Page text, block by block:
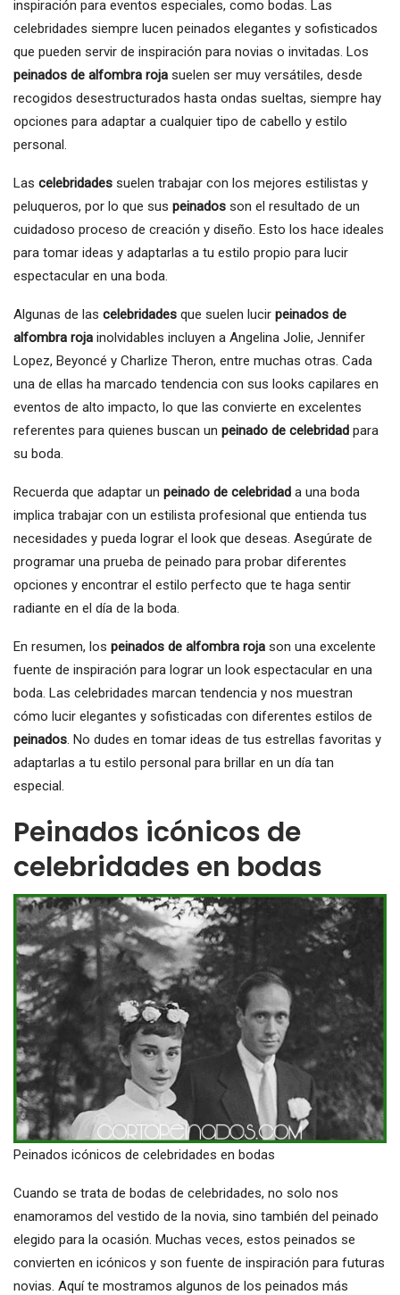
inspiración para eventos especiales, como bodas. Las
celebridades siempre lucen peinados elegantes y sofisticados
que pueden servir de inspiración para novias o invitadas. Los
peinados de alfombra roja suelen ser muy versátiles, desde
recogidos desestructurados hasta ondas sueltas, siempre hay
opciones para adaptar a cualquier tipo de cabello y estilo
personal.
Las celebridades suelen trabajar con los mejores estilistas y
peluqueros, por lo que sus peinados son el resultado de un
cuidadoso proceso de creación y diseño. Esto los hace ideales
para tomar ideas y adaptarlas a tu estilo propio para lucir
espectacular en una boda.
Algunas de las celebridades que suelen lucir peinados de
alfombra roja inolvidables incluyen a Angelina Jolie, Jennifer
Lopez, Beyoncé y Charlize Theron, entre muchas otras. Cada
una de ellas ha marcado tendencia con sus looks capilares en
eventos de alto impacto, lo que las convierte en excelentes
referentes para quienes buscan un peinado de celebridad para
su boda.
Recuerda que adaptar un peinado de celebridad a una boda
implica trabajar con un estilista profesional que entienda tus
necesidades y pueda lograr el look que deseas. Asegúrate de
programar una prueba de peinado para probar diferentes
opciones y encontrar el estilo perfecto que te haga sentir
radiante en el día de la boda.
En resumen, los peinados de alfombra roja son una excelente
fuente de inspiración para lograr un look espectacular en una
boda. Las celebridades marcan tendencia y nos muestran
cómo lucir elegantes y sofisticadas con diferentes estilos de
peinados. No dudes en tomar ideas de tus estrellas favoritas y
adaptarlas a tu estilo personal para brillar en un día tan
especial.
Peinados icónicos de
celebridades en bodas
Peinados icónicos de celebridades en bodas
Cuando se trata de bodas de celebridades, no solo nos
enamoramos del vestido de la novia, sino también del peinado
elegido para la ocasión. Muchas veces, estos peinados se
convierten en icónicos y son fuente de inspiración para futuras
novias. Aquí te mostramos algunos de los peinados más